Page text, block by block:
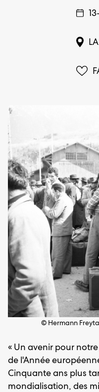
© Hermann
« Un avenir pour
de l'Année
Cinquante ans plus
mondialisation, des